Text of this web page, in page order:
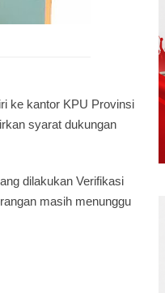
ke kantor KPU Provinsi
syarat dukungan
dilakukan Verifikasi
masih menunggu